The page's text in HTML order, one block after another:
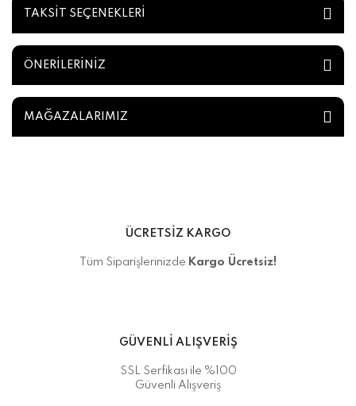
TAKSİT SEÇENEKLERİ
ÖNERİLERİNİZ
MAĞAZALARIMIZ
ÜCRETSİZ KARGO
Tüm Siparişlerinizde Kargo Ücretsiz!
GÜVENLİ ALIŞVERİŞ
SSL Serfikası ile %100
Güvenli Alışveriş